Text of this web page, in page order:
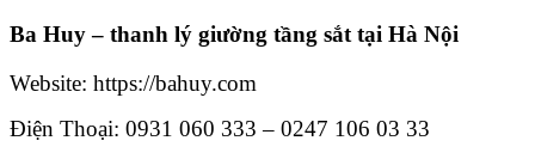
Ba Huy – thanh lý giường tầng sắt tại Hà Nội
Website: https://bahuy.com
Điện Thoại: 0931 060 333 – 0247 106 03 33